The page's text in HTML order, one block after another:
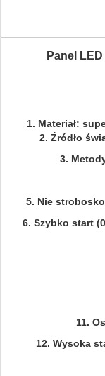
Panel
1. Materiał:
2. Źródło
3.
5. Nie
6. Szybko start
11.
12. Wysoka